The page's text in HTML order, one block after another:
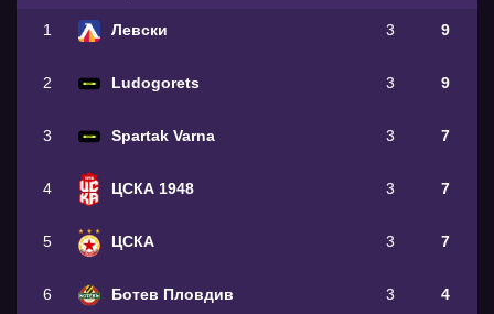
1 Левски 3 9
2 Ludogorets 3 9
3 Spartak Varna 3 7
4 ЦСКА 1948 3 7
5 ЦСКА 3 7
6 Ботев Пловдив 3 4